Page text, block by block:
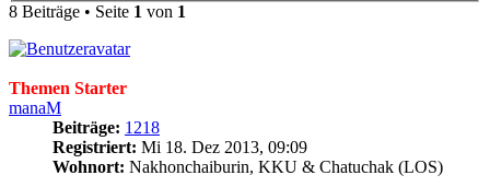
8 Beiträge • Seite 1 von 1
Themen Starter
manaM
Beiträge: 1218
Registriert: Mi 18. Dez 2013, 09:09
Wohnort: Nakhonchaiburin, KKU & Chatuchak (LOS)